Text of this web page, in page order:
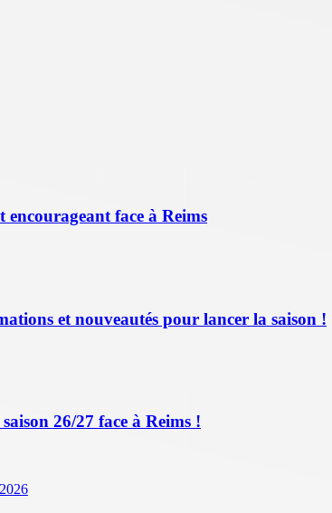
face à Reims
et nouveautés pour lancer la saison !
26/27 face à Reims !